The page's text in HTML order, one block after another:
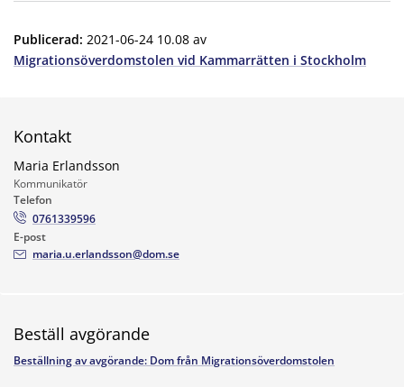
Publicerad: 2021-06-24 10.08 av
Migrationsöverdomstolen vid Kammarrätten i Stockholm
Kontakt
Maria Erlandsson
Kommunikatör
Telefon
0761339596
E-post
maria.u.erlandsson@dom.se
Beställ avgörande
Beställning av avgörande: Dom från Migrationsöverdomstolen